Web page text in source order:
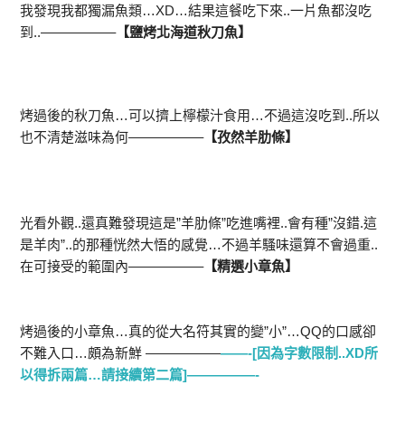
我發現我都獨漏魚類…XD…結果這餐吃下來..一片魚都沒吃
到..—————–【鹽烤北海道秋刀魚】
烤過後的秋刀魚…可以擠上檸檬汁食用…不過這沒吃到..所以
也不清楚滋味為何—————–【孜然羊肋條】
光看外觀..還真難發現這是”羊肋條”吃進嘴裡..會有種”沒錯.這
是羊肉”..的那種恍然大悟的感覺…不過羊騷味還算不會過重..
在可接受的範圍內—————–【精選小章魚】
烤過後的小章魚…真的從大名符其實的變”小”…QQ的口感卻
不難入口…頗為新鮮 —————–——-[因為字數限制..XD所
以得拆兩篇…請接續第二篇]—————-